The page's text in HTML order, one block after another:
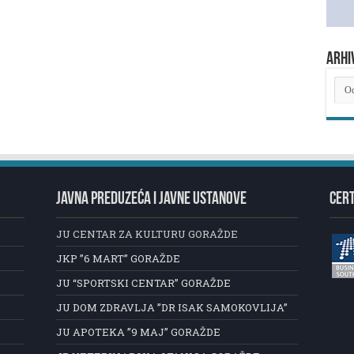
JAVNA PREDUZEĆA I JAVNE USTANOVE
JU CENTAR ZA KULTURU GORAŽDE
JKP ”6 MART” GORAŽDE
JU “SPORTSKI CENTAR” GORAŽDE
JU DOM ZDRAVLJA ”DR ISAK SAMOKOVLIJA”
JU APOTEKA ”9 MAJ” GORAŽDE